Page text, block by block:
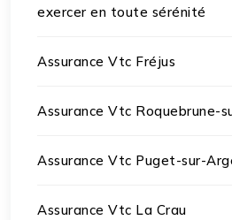
exercer en toute sérénité
Assurance Vtc Fréjus
Assurance Vtc Roquebrune-
Assurance Vtc Puget-sur-
Assurance Vtc La Crau